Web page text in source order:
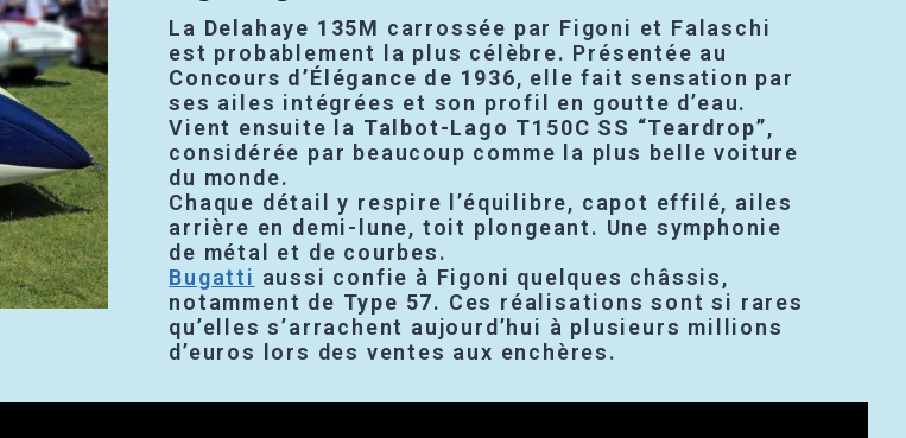
La Delahaye 135M carrossée par Figoni et Falaschi
est probablement la plus célèbre. Présentée au
Concours d’Élégance de 1936, elle fait sensation par
ses ailes intégrées et son profil en goutte d’eau.
Vient ensuite la Talbot-Lago T150C SS “Teardrop”,
considérée par beaucoup comme la plus belle voiture
du monde.
Chaque détail y respire l’équilibre, capot effilé, ailes
arrière en demi-lune, toit plongeant. Une symphonie
de métal et de courbes.
Bugatti aussi confie à Figoni quelques châssis,
notamment de Type 57. Ces réalisations sont si rares
qu’elles s’arrachent aujourd’hui à plusieurs millions
d’euros lors des ventes aux enchères.